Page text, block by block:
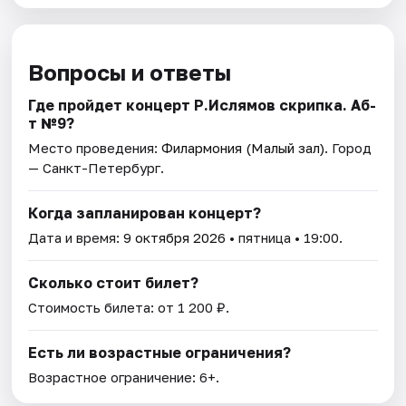
Вопросы и ответы
Где пройдет концерт Р.Ислямов скрипка. Аб-
т №9?
Место проведения:Филармония (Малый зал). Город
— Санкт-Петербург.
Когда запланирован концерт?
Дата и время:9 октября 2026 • пятница • 19:00.
Сколько стоит билет?
Стоимость билета: от 1 200 ₽.
Есть ли возрастные ограничения?
Возрастное ограничение: 6+.